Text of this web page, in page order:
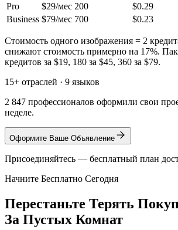
Pro
$29/мес 200 $0.29
Business $79/мес 700 $0.23
Стоимость одного изображения = 2
снижают стоимость примерно на 17%.
кредитов за $19, 180 за $45, 360 за $79.
15+ отраслей · 9 языков
2 847 профессионалов оформили свои
неделе.
Оформите Ваше Объявление
Присоединяйтесь — бесплатный план
Начните Бесплатно Сегодня
Перестаньте Терять
За Пустых Комнат